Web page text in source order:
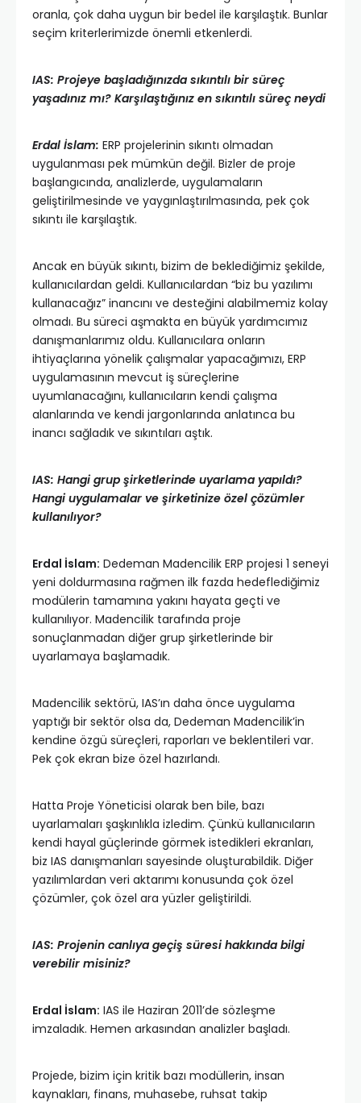
oranla, çok daha uygun bir bedel ile karşılaştık. Bunlar
seçim kriterlerimizde önemli etkenlerdi.
IAS: Projeye başladığınızda sıkıntılı bir süreç
yaşadınız mı? Karşılaştığınız en sıkıntılı süreç neydi
Erdal İslam: ERP projelerinin sıkıntı olmadan
uygulanması pek mümkün değil. Bizler de proje
başlangıcında, analizlerde, uygulamaların
geliştirilmesinde ve yaygınlaştırılmasında, pek çok
sıkıntı ile karşılaştık.
Ancak en büyük sıkıntı, bizim de beklediğimiz şekilde,
kullanıcılardan geldi. Kullanıcılardan “biz bu yazılımı
kullanacağız” inancını ve desteğini alabilmemiz kolay
olmadı. Bu süreci aşmakta en büyük yardımcımız
danışmanlarımız oldu. Kullanıcılara onların
ihtiyaçlarına yönelik çalışmalar yapacağımızı, ERP
uygulamasının mevcut iş süreçlerine
uyumlanacağını, kullanıcıların kendi çalışma
alanlarında ve kendi jargonlarında anlatınca bu
inancı sağladık ve sıkıntıları aştık.
IAS: Hangi grup şirketlerinde uyarlama yapıldı?
Hangi uygulamalar ve şirketinize özel çözümler
kullanılıyor?
Erdal İslam: Dedeman Madencilik ERP projesi 1 seneyi
yeni doldurmasına rağmen ilk fazda hedeflediğimiz
modülerin tamamına yakını hayata geçti ve
kullanılıyor. Madencilik tarafında proje
sonuçlanmadan diğer grup şirketlerinde bir
uyarlamaya başlamadık.
Madencilik sektörü, IAS’ın daha önce uygulama
yaptığı bir sektör olsa da, Dedeman Madencilik’in
kendine özgü süreçleri, raporları ve beklentileri var.
Pek çok ekran bize özel hazırlandı.
Hatta Proje Yöneticisi olarak ben bile, bazı
uyarlamaları şaşkınlıkla izledim. Çünkü kullanıcıların
kendi hayal güçlerinde görmek istedikleri ekranları,
biz IAS danışmanları sayesinde oluşturabildik. Diğer
yazılımlardan veri aktarımı konusunda çok özel
çözümler, çok özel ara yüzler geliştirildi.
IAS: Projenin canlıya geçiş süresi hakkında bilgi
verebilir misiniz?
Erdal İslam: IAS ile Haziran 2011’de sözleşme
imzaladık. Hemen arkasından analizler başladı.
Projede, bizim için kritik bazı modüllerin, insan
kaynakları, finans, muhasebe, ruhsat takip